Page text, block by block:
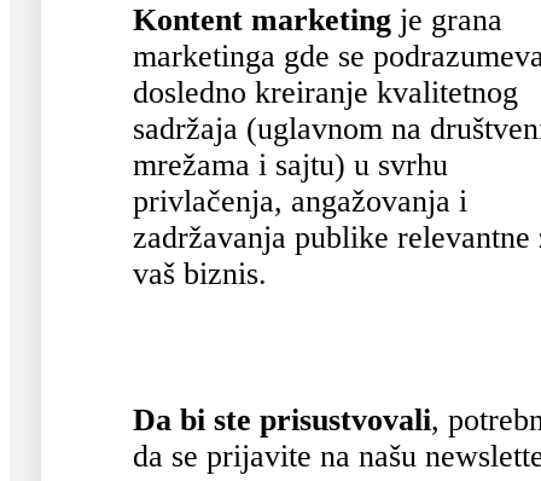
Kontent marketing je grana
marketinga gde se
dosledno kreiranje kvalitetnog
sadržaja (uglavnom na
mrežama i sajtu) u svrhu
privlačenja, angažovanja i
zadržavanja publike relevantne
vaš biznis.
Da bi ste prisustvovali,
da se prijavite na našu